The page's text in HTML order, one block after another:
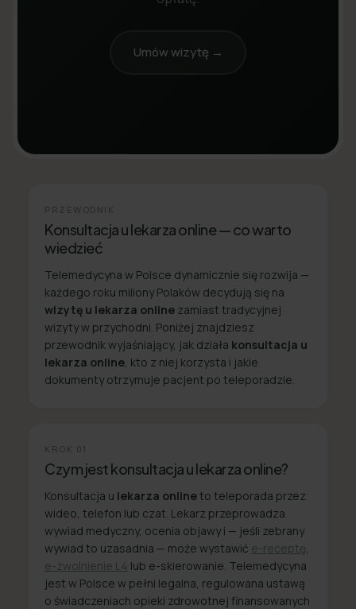
Umów wizytę →
PRZEWODNIK
Konsultacja u lekarza online — co warto
wiedzieć
Telemedycyna w Polsce dynamicznie się rozwija —
każdego roku miliony Polaków decydują się na
wizytę u lekarza online zamiast tradycyjnej
wizyty w przychodni. Poniżej znajdziesz
przewodnik wyjaśniający, jak działa konsultacja u
lekarza online , kto z niej korzysta i jakie
dokumenty otrzymuje pacjent po teleporadzie.
KROK 01
Czym jest konsultacja u lekarza online?
Konsultacja u lekarza onlineto teleporada przez
wideo, telefon lub czat. Lekarz przeprowadza
wywiad medyczny, ocenia objawy i — jeśli zebrany
wywiad to uzasadnia — może wystawić e-receptę
e-zwolnienie L4 lub e-skierowanie. Telemedycyna
jest w Polsce w pełni legalna, regulowana ustawą
o świadczeniach opieki zdrowotnej finansowanych